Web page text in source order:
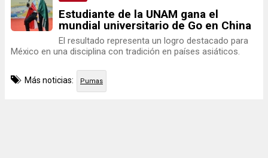
Estudiante de la UNAM gana el
mundial universitario de Go en China
El resultado representa un logro destacado para
México en una disciplina con tradición en países asiáticos.
Más noticias: Pumas